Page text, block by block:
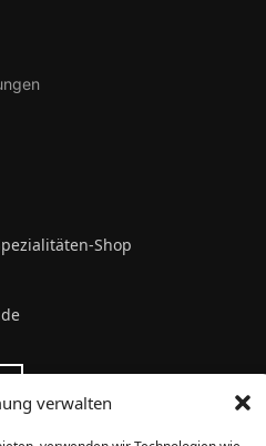
verwalten
Shop